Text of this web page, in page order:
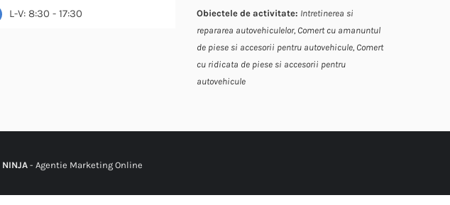
L-V: 8:30 - 17:30
Obiectele de activitate: Intretinerea si
repararea autovehiculelor, Comert cu amanuntul
de piese si accesorii pentru autovehicule, Comert
cu ridicata de piese si accesorii pentru
autovehicule
NINJA- Agentie Marketing Online